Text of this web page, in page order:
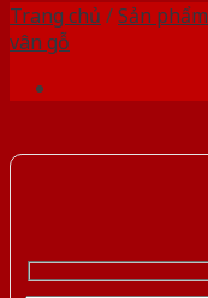
Trang chủ /Sản phẩm
vân gỗ